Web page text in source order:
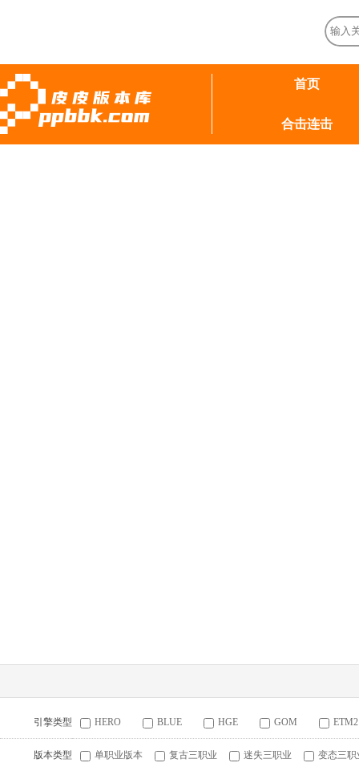
首页
合击连击
引擎类型 HERO BLUE HGE GOM ETM2
版本类型 单职业版本 复古三职业 迷失三职业 变态三职